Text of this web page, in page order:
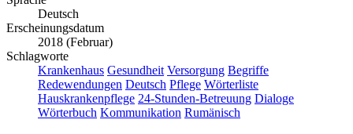
Deutsch
Erscheinungsdatum
2018 (Februar)
Schlagworte
Krankenhaus Gesundheit Versorgung Begriffe
Redewendungen Deutsch Pflege Wörterliste
Hauskrankenpflege 24-Stunden-Betreuung Dialoge
Wörterbuch Kommunikation Rumänisch